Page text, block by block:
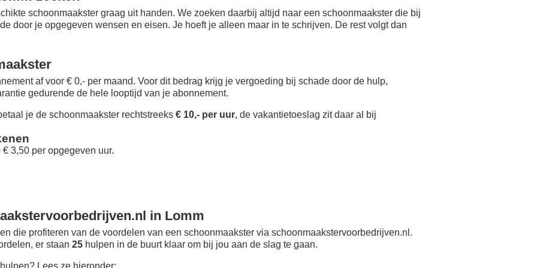
schoonmaakster graag uit handen. We zoeken daarbij altijd naar een schoonmaakster die bij
door je opgegeven wensen en eisen. Je hoeft je alleen maar in te schrijven. De rest volgt dan
af voor € 0,- per maand. Voor dit bedrag krijg je vergoeding bij schade door de hulp,
gedurende de hele looptijd van je abonnement.
je de schoonmaakster rechtstreeks € 10,- per uur, de vakantietoeslag zit daar al bij
3,50 per opgegeven uur.
in Lomm
die profiteren van de voordelen van een schoonmaakster via schoonmaakstervoorbedrijven.nl.
er staan 25 hulpen in de buurt klaar om bij jou aan de slag te gaan.